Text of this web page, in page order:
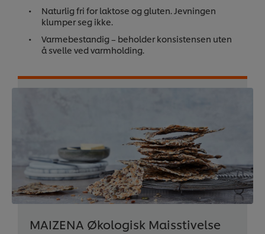
Naturlig fri for laktose og gluten. Jevningen
klumper seg ikke.
Varmebestandig – beholder konsistensen uten
å svelle ved varmholding.
MAIZENA Økologisk Maisstivelse